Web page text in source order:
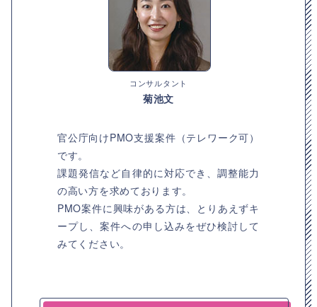
コンサルタント
菊池文
官公庁向けPMO支援案件（テレワーク可）
です。
課題発信など自律的に対応でき、調整能力
の高い方を求めております。
PMO案件に興味がある方は、とりあえずキ
ープし、案件への申し込みをぜひ検討して
みてください。